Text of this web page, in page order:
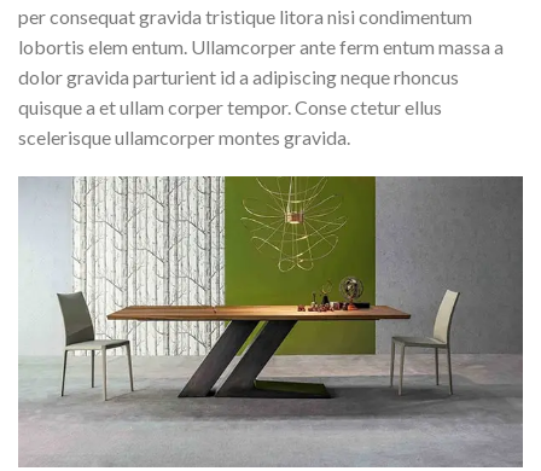
per consequat gravida tristique litora nisi condimentum
lobortis elem entum. Ullamcorper ante ferm entum massa a
dolor gravida parturient id a adipiscing neque rhoncus
quisque a et ullam corper tempor. Conse ctetur ellus
scelerisque ullamcorper montes gravida.